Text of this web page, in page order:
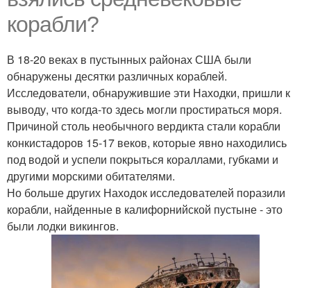
корабли?
В 18-20 веках в пустынных районах США были
обнаружены десятки различных кораблей.
Исследователи, обнаружившие эти Находки, пришли к
выводу, что когда-то здесь могли простираться моря.
Причиной столь необычного вердикта стали корабли
конкистадоров 15-17 веков, которые явно находились
под водой и успели покрыться кораллами, губками и
другими морскими обитателями.
Но больше других Находок исследователей поразили
корабли, найденные в калифорнийской пустыне - это
были лодки викингов.